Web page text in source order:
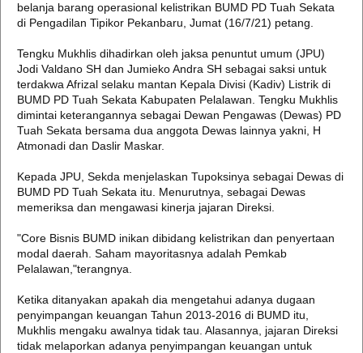
belanja barang operasional kelistrikan BUMD PD Tuah Sekata
di Pengadilan Tipikor Pekanbaru, Jumat (16/7/21) petang.
Tengku Mukhlis dihadirkan oleh jaksa penuntut umum (JPU)
Jodi Valdano SH dan Jumieko Andra SH sebagai saksi untuk
terdakwa Afrizal selaku mantan Kepala Divisi (Kadiv) Listrik di
BUMD PD Tuah Sekata Kabupaten Pelalawan. Tengku Mukhlis
dimintai keterangannya sebagai Dewan Pengawas (Dewas) PD
Tuah Sekata bersama dua anggota Dewas lainnya yakni, H
Atmonadi dan Daslir Maskar.
Kepada JPU, Sekda menjelaskan Tupoksinya sebagai Dewas di
BUMD PD Tuah Sekata itu. Menurutnya, sebagai Dewas
memeriksa dan mengawasi kinerja jajaran Direksi.
"Core Bisnis BUMD inikan dibidang kelistrikan dan penyertaan
modal daerah. Saham mayoritasnya adalah Pemkab
Pelalawan,"terangnya.
Ketika ditanyakan apakah dia mengetahui adanya dugaan
penyimpangan keuangan Tahun 2013-2016 di BUMD itu,
Mukhlis mengaku awalnya tidak tau. Alasannya, jajaran Direksi
tidak melaporkan adanya penyimpangan keuangan untuk